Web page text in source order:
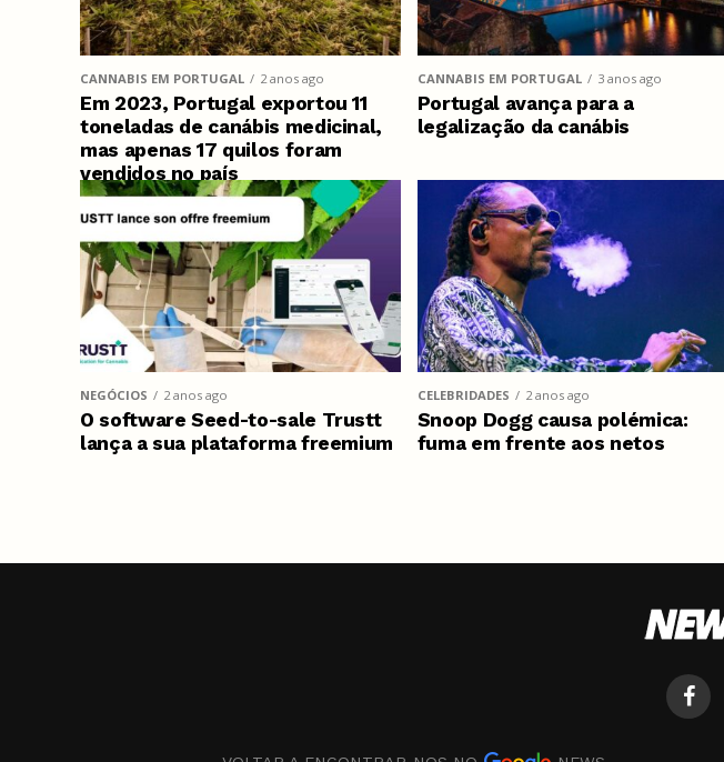
CANNABIS EM PORTUGAL 2 anos ago
Em 2023, Portugal exportou 11
toneladas de canábis medicinal,
mas apenas 17 quilos foram
vendidos no país
CANNABIS EM PORTUGAL 3 anos ago
Portugal avança para a
legalização da canábis
NEGÓCIOS 2 anos ago
O software Seed-to-sale Trustt
lança a sua plataforma freemium
CELEBRIDADES 2 anos ago
Snoop Dogg causa polémica:
fuma em frente aos netos